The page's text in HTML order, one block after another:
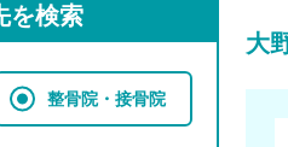
を検索
整骨院・接骨院
大